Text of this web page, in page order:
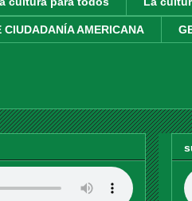
CIUDADANÍA AMERICANA